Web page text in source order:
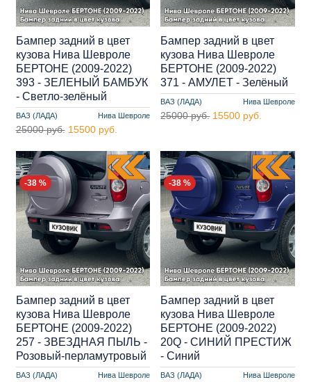
ВАЗ (ЛАДА) Нива Шевроле
Бампер задний в цвет
кузова Нива Шевроле
БЕРТОНЕ (2009-2022)
393 - ЗЕЛЕНЫЙ БАМБУК
- Светло-зелёный
25000 руб. 15500 руб.
ВАЗ (ЛАДА) Нива Шевроле
Бампер задний в цвет
кузова Нива Шевроле
БЕРТОНЕ (2009-2022)
371 - АМУЛЕТ - Зелёный
25000 руб. 15500 руб.
-38 %
ВАЗ (ЛАДА) Нива Шевроле
Бампер задний в цвет
кузова Нива Шевроле
БЕРТОНЕ (2009-2022)
257 - ЗВЕЗДНАЯ ПЫЛЬ -
Розовый-перламутровый
-38 %
ВАЗ (ЛАДА) Нива Шевроле
Бампер задний в цвет
кузова Нива Шевроле
БЕРТОНЕ (2009-2022)
20Q - СИНИЙ ПРЕСТИЖ
- Синий